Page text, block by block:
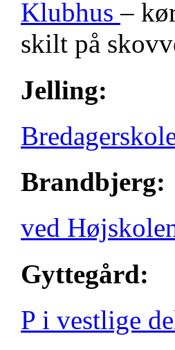
Klubhus–
skilt på
Jelling:
Brandbjerg:
ved
Gyttegård:
P i vestlige